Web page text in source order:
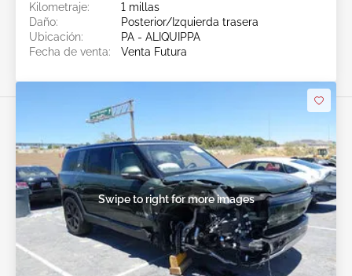
Kilometraje:
1 millas
Daño:
Posterior/Izquierda trasera
Ubicación:
PA - ALIQUIPPA
Fecha de venta:
Venta Futura
Swipe to right for more images